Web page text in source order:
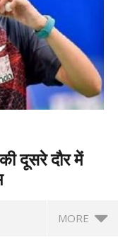
दूसरे दौर में
MORE